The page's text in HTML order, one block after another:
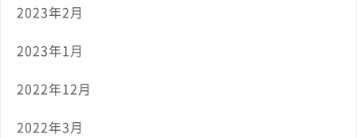
2023年2月
2023年1月
2022年12月
2022年3月